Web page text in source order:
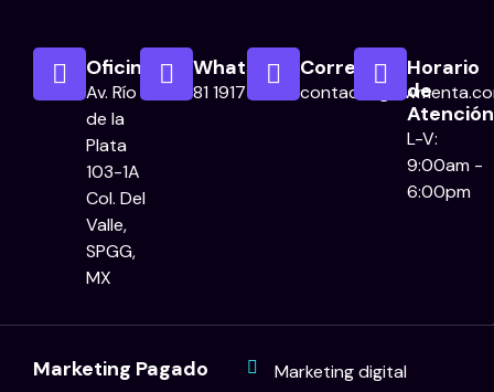
Oficina
Av. Río
de la
Plata
103-1A
Col. Del
Valle,
SPGG,
MX
WhatsApp
81 1917 0029
Correo
Horario
de
Atención
L-V:
9:00am -
6:00pm
Marketing Pagado
Marketing digital